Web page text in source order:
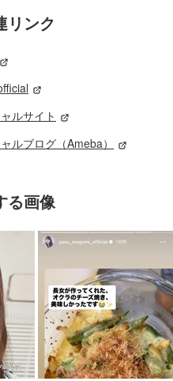
リンク
ルサイト
ルブログ（Ameba）
る画像